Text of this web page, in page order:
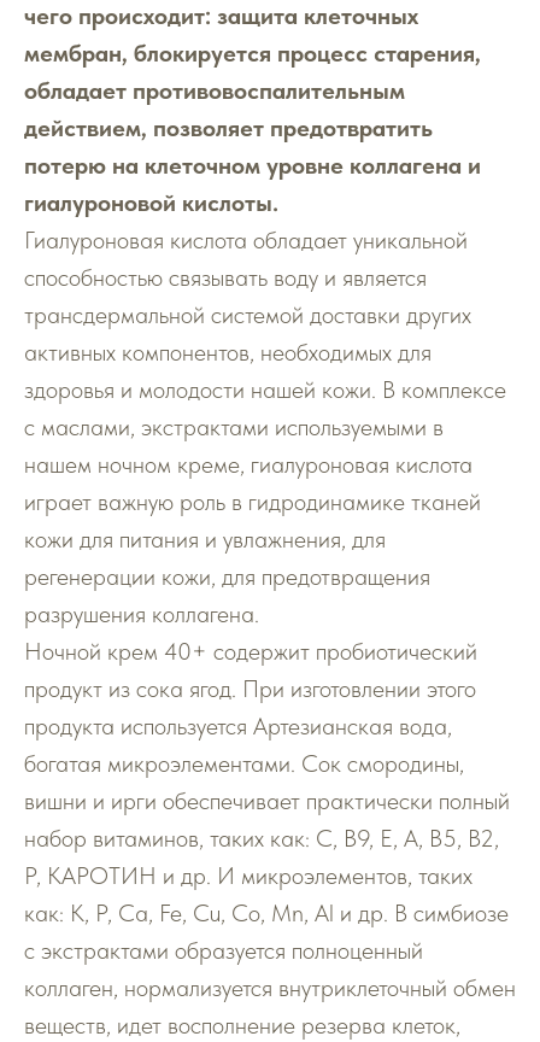
чего происходит: защита клеточных
мембран, блокируется процесс старения,
обладает противовоспалительным
действием, позволяет предотвратить
потерю на клеточном уровне коллагена и
гиалуроновой кислоты.
Гиалуроновая кислота обладает уникальной
способностью связывать воду и является
трансдермальной системой доставки других
активных компонентов, необходимых для
здоровья и молодости нашей кожи. В комплексе
с маслами, экстрактами используемыми в
нашем ночном креме, гиалуроновая кислота
играет важную роль в гидродинамике тканей
кожи для питания и увлажнения, для
регенерации кожи, для предотвращения
разрушения коллагена.
Ночной крем 40+ содержит пробиотический
продукт из сока ягод. При изготовлении этого
продукта используется Артезианская вода,
богатая микроэлементами. Сок смородины,
вишни и ирги обеспечивает практически полный
набор витаминов, таких как: С, В9, Е, А, В5, В2,
Р, КАРОТИН и др. И микроэлементов, таких
как: K, P, Ca, Fe, Cu, Co, Mn, Al и др. В симбиозе
с экстрактами образуется полноценный
коллаген, нормализуется внутриклеточный обмен
веществ, идет восполнение резерва клеток,